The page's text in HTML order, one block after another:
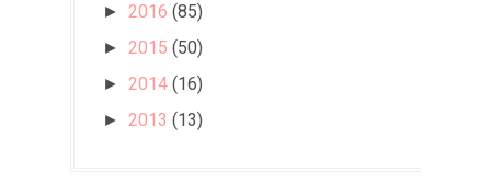
► 2016 (85)
► 2015 (50)
► 2014 (16)
► 2013 (13)